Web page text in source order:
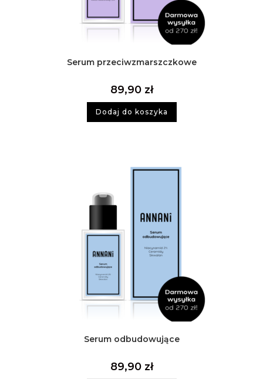
Serum przeciwzmarszczkowe
89,90 zł
Dodaj do koszyka
Serum odbudowujące
89,90 zł